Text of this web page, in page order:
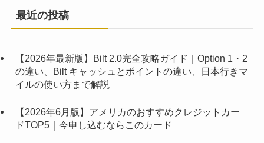
最近の投稿
【2026年最新版】Bilt 2.0完全攻略ガイド｜Option 1・2
の違い、Bilt キャッシュとポイントの違い、日本行きマ
イルの使い方まで解説
【2026年6月版】アメリカのおすすめクレジットカー
ドTOP5｜今申し込むならこのカード